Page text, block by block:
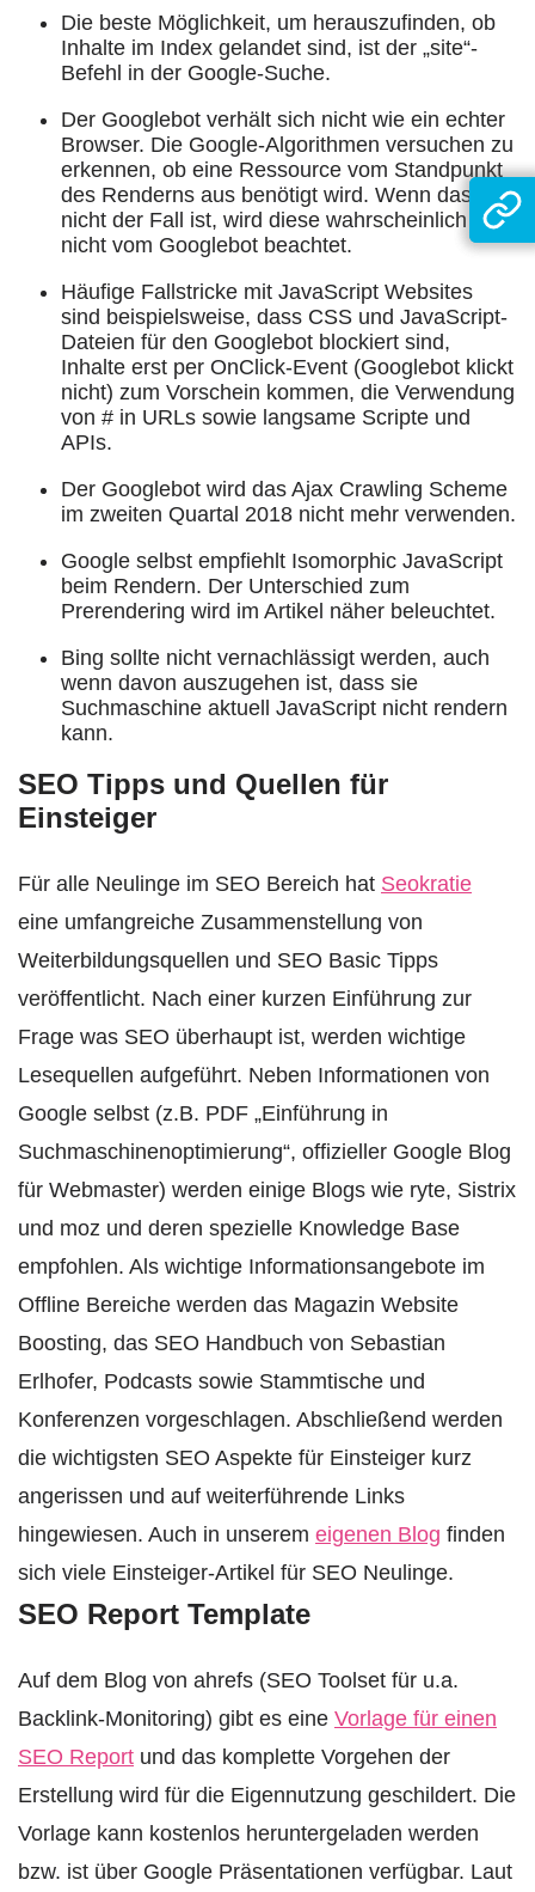
Die beste Möglichkeit, um herauszufinden, ob
Inhalte im Index gelandet sind, ist der „site“-
Befehl in der Google-Suche.
Der Googlebot verhält sich nicht wie ein echter
Browser. Die Google-Algorithmen versuchen zu
erkennen, ob eine Ressource vom Standpunkt
des Renderns aus benötigt wird. Wenn das
nicht der Fall ist, wird diese wahrscheinlich
nicht vom Googlebot beachtet.
Häufige Fallstricke mit JavaScript Websites
sind beispielsweise, dass CSS und JavaScript-
Dateien für den Googlebot blockiert sind,
Inhalte erst per OnClick-Event (Googlebot klickt
nicht) zum Vorschein kommen, die Verwendung
von # in URLs sowie langsame Scripte und
APIs.
Der Googlebot wird das Ajax Crawling Scheme
im zweiten Quartal 2018 nicht mehr verwenden.
Google selbst empfiehlt Isomorphic JavaScript
beim Rendern. Der Unterschied zum
Prerendering wird im Artikel näher beleuchtet.
Bing sollte nicht vernachlässigt werden, auch
wenn davon auszugehen ist, dass sie
Suchmaschine aktuell JavaScript nicht rendern
kann.
SEO Tipps und Quellen für
Einsteiger
Für alle Neulinge im SEO Bereich hat Seokratie
eine umfangreiche Zusammenstellung von
Weiterbildungsquellen und SEO Basic Tipps
veröffentlicht. Nach einer kurzen Einführung zur
Frage was SEO überhaupt ist, werden wichtige
Lesequellen aufgeführt. Neben Informationen von
Google selbst (z.B. PDF „Einführung in
Suchmaschinenoptimierung“, offizieller Google Blog
für Webmaster) werden einige Blogs wie ryte, Sistrix
und moz und deren spezielle Knowledge Base
empfohlen. Als wichtige Informationsangebote im
Offline Bereiche werden das Magazin Website
Boosting, das SEO Handbuch von Sebastian
Erlhofer, Podcasts sowie Stammtische und
Konferenzen vorgeschlagen. Abschließend werden
die wichtigsten SEO Aspekte für Einsteiger kurz
angerissen und auf weiterführende Links
hingewiesen. Auch in unserem eigenen Blog finden
sich viele Einsteiger-Artikel für SEO Neulinge.
SEO Report Template
Auf dem Blog von ahrefs (SEO Toolset für u.a.
Backlink-Monitoring) gibt es eine Vorlage für einen
SEO Report und das komplette Vorgehen der
Erstellung wird für die Eigennutzung geschildert. Die
Vorlage kann kostenlos heruntergeladen werden
bzw. ist über Google Präsentationen verfügbar. Laut